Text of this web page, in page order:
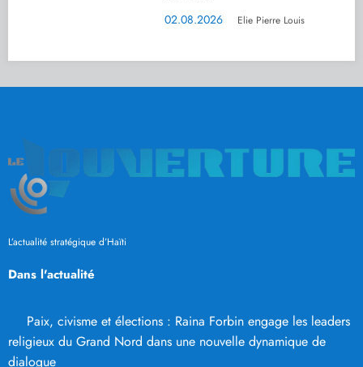
Elie Pierre Louis
L’actualité stratégique d’Haïti
Dans l'actualité
Paix, civisme et élections : Raina Forbin engage les leaders
religieux du Grand Nord dans une nouvelle dynamique de
dialogue